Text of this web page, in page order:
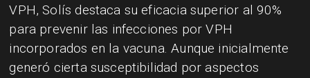
VPH, Solís destaca su eficacia superior al 90%
para prevenir las infecciones por VPH
incorporados en la vacuna. Aunque inicialmente
generó cierta susceptibilidad por aspectos